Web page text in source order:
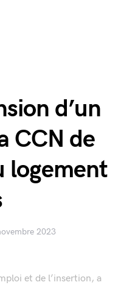
d’un
CCN de
logement
2023
et de l’insertion, a